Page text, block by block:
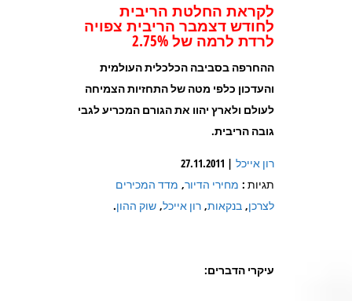
לקראת החלטת הריבית
לחודש דצמבר הריבית צפויה
לרדת לרמה של 2.75%
ההחרפה בסביבה הכלכלית העולמית
והעדכון כלפי מטה של התחזיות הצמיחה
לעולם ולארץ יהוו את הגורם המכריע לגבי
גובה הריבית.
רון אייכל | 27.11.2011
תגיות : מחירי הדיור, מדד המכירים
לצרכן, בנקאות, רון אייכל, שוק ההון.
עיקרי הדברים: